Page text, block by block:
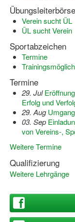
Dortmund
Mädchen in
Mini-
SportartCheck
Sport im
Sport vor Ort
NRW bewegt
Übungsleiterbörse
Verein sucht ÜL
ÜL sucht Verein
Sportabzeichen
Termine
Termine
29. Jul
Erfolg und
29. Aug
03. Sep
von Vereins-,
Weitere Termine
Qualifizierung
Weitere Lehrgänge